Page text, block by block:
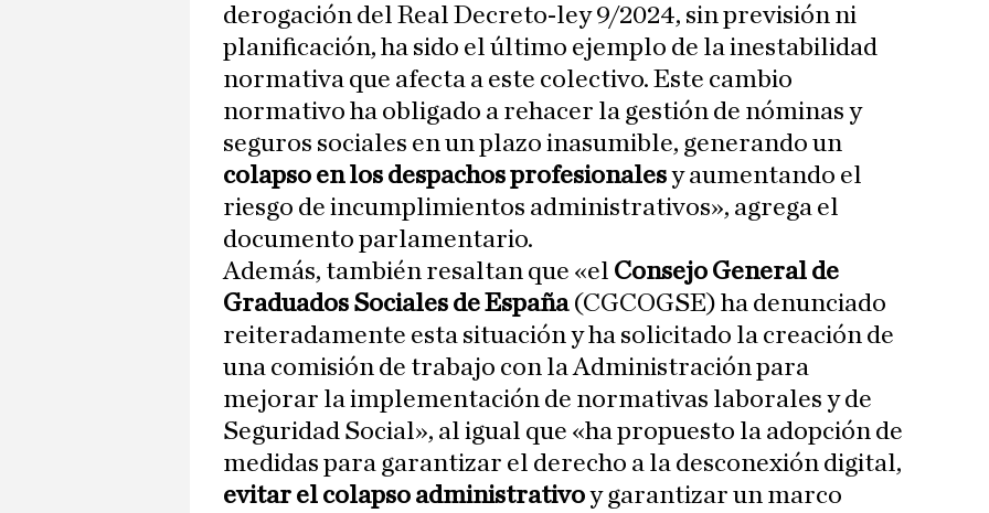
derogación del Real Decreto-ley 9/2024, sin previsión ni
planificación, ha sido el último ejemplo de la inestabilidad
normativa que afecta a este colectivo. Este cambio
normativo ha obligado a rehacer la gestión de nóminas y
seguros sociales en un plazo inasumible, generando un
colapso en los despachos profesionalesy aumentando el
riesgo de incumplimientos administrativos», agrega el
documento parlamentario.
Además, también resaltan que «el Consejo General de
Graduados Sociales de España(CGCOGSE) ha denunciado
reiteradamente esta situación y ha solicitado la creación de
una comisión de trabajo con la Administración para
mejorar la implementación de normativas laborales y de
Seguridad Social», al igual que «ha propuesto la adopción de
medidas para garantizar el derecho a la desconexión digital,
evitar el colapso administrativoy garantizar un marco